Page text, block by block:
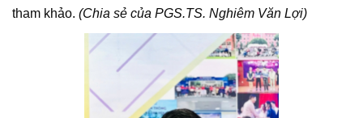
tham khảo. (Chia sẻ của PGS.TS. Nghiêm Văn Lợi)